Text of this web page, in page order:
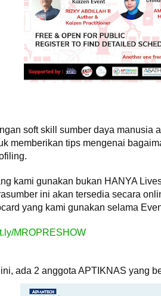
soft skill sumber daya manusia
memberikan tips mengenai
kami gunakan bukan HANYA
ini akan tersedia secara
yang kami gunakan selama
MROPRESHOW
ada 2 anggota APTIKNAS yang